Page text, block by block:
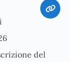
del